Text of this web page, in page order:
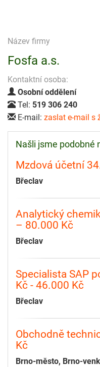
Název firmy
Fosfa a.s.
Kontaktní osoba:
Osobní oddělení
Tel: 519 306 240
E-mail: zaslat e-mail s
Našli jsme podobné
Mzdová účetní
Břeclav
Analytický
– 80.000 Kč
Břeclav
Specialista SAP
Kč - 46.000 Kč
Břeclav
Obchodně
Kč
Brno-město, Brno-